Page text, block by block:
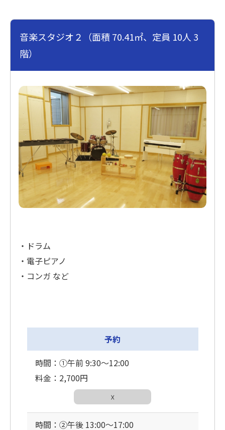
音楽スタジオ２（面積 70.41㎡、定員 10人 3
階）
・ドラム
・電子ピアノ
・コンガ など
予約
時間：①午前 9:30〜12:00
料金：2,700円
☓
時間：②午後 13:00〜17:00